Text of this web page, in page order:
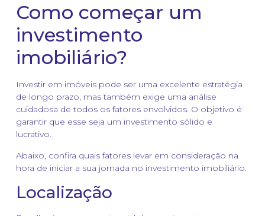
Como começar um
investimento
imobiliário?
Investir em imóveis pode ser uma excelente estratégia
de longo prazo, mas também exige uma análise
cuidadosa de todos os fatores envolvidos. O objetivo é
garantir que esse seja um investimento sólido e
lucrativo.
Abaixo, confira quais fatores levar em consideração na
hora de iniciar a sua jornada no investimento imobiliário.
Localização